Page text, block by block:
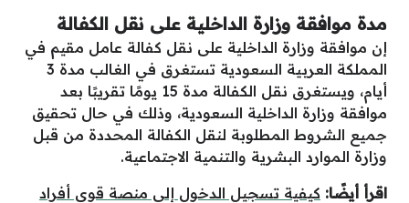
مدة موافقة وزارة الداخلية على نقل الكفالة
إن موافقة وزارة الداخلية على نقل كفالة عامل مقيم في
المملكة العربية السعودية تستغرق في الغالب مدة 3
أيام، ويستغرق نقل الكفالة مدة 15 يومًا تقريبًا بعد
موافقة وزارة الداخلية السعودية، وذلك في حال تحقيق
جميع الشروط المطلوبة لنقل الكفالة المحددة من قبل
وزارة الموارد البشرية والتنمية الاجتماعية.
اقرأ أيضًا: كيفية تسجيل الدخول إلى منصة قوى أفراد